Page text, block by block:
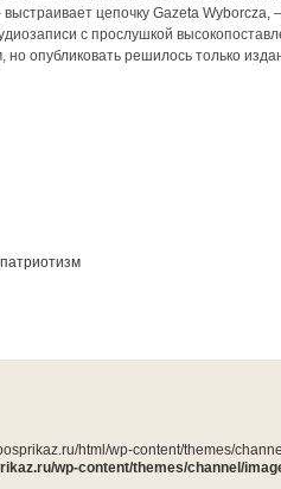
цепочку Gazeta Wyborcza,
с прослушкой
опубликовать решилось только
html/wp-content/themes/
wp-content/themes/channel/